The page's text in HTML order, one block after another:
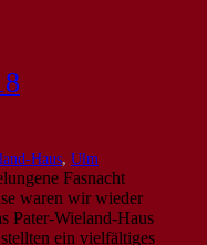
Haus, Ulm
Fasnacht
waren wir wieder
Pater-Wieland-Haus
ein vielfältiges